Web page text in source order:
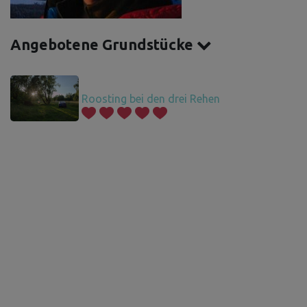
Angebotene Grundstücke
Roosting bei den drei Rehen